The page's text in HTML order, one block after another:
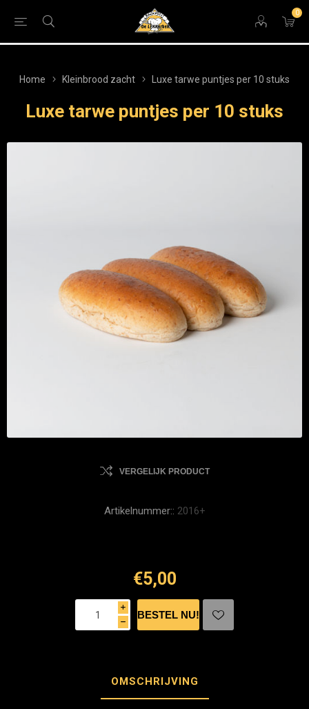
0
Home Kleinbrood zacht Luxe tarwe puntjes per 10 stuks
Luxe tarwe puntjes per 10 stuks
VERGELIJK PRODUCT
Artikelnummer:: 2016+
€5,00
i
h
OMSCHRIJVING